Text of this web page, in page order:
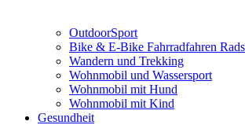
OutdoorSport
Bike & E-Bike Fahrradfahren
Wandern und Trekking
Wohnmobil und Wassersport
Wohnmobil mit Hund
Wohnmobil mit Kind
Gesundheit